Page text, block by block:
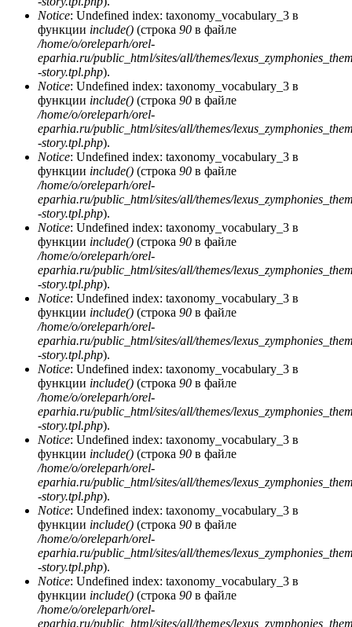
Notice: Undefined index: taxonomy_vocabulary_3 в
функции include() (строка 90 в файле
/home/o/oreleparh/orel-
eparhia.ru/public_html/sites/all/themes/
-story.tpl.php).
Notice: Undefined index: taxonomy_vocabulary_3 в
функции include() (строка 90 в файле
/home/o/oreleparh/orel-
eparhia.ru/public_html/sites/all/themes/
-story.tpl.php).
Notice: Undefined index: taxonomy_vocabulary_3 в
функции include() (строка 90 в файле
/home/o/oreleparh/orel-
eparhia.ru/public_html/sites/all/themes/
-story.tpl.php).
Notice: Undefined index: taxonomy_vocabulary_3 в
функции include() (строка 90 в файле
/home/o/oreleparh/orel-
eparhia.ru/public_html/sites/all/themes/
-story.tpl.php).
Notice: Undefined index: taxonomy_vocabulary_3 в
функции include() (строка 90 в файле
/home/o/oreleparh/orel-
eparhia.ru/public_html/sites/all/themes/
-story.tpl.php).
Notice: Undefined index: taxonomy_vocabulary_3 в
функции include() (строка 90 в файле
/home/o/oreleparh/orel-
eparhia.ru/public_html/sites/all/themes/
-story.tpl.php).
Notice: Undefined index: taxonomy_vocabulary_3 в
функции include() (строка 90 в файле
/home/o/oreleparh/orel-
eparhia.ru/public_html/sites/all/themes/
-story.tpl.php).
Notice: Undefined index: taxonomy_vocabulary_3 в
функции include() (строка 90 в файле
/home/o/oreleparh/orel-
eparhia.ru/public_html/sites/all/themes/
-story.tpl.php).
Notice: Undefined index: taxonomy_vocabulary_3 в
функции include() (строка 90 в файле
/home/o/oreleparh/orel-
eparhia.ru/public_html/sites/all/themes/